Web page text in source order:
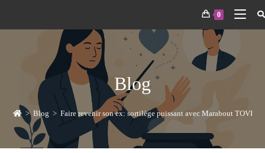
0
Blog
> Blog > Faire revenir son ex: sortilège puissant avec Marabout TOVI